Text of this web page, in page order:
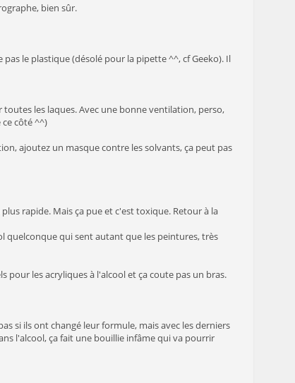
bien sûr.
le plastique (désolé pour la pipette ^^, cf Geeko). Il
les laques. Avec une bonne ventilation, perso,
côté ^^)
ajoutez un masque contre les solvants, ça peut pas
rapide. Mais ça pue et c'est toxique. Retour à la
quelconque qui sent autant que les peintures, très
pour les acryliques à l'alcool et ça coute pas un bras.
si ils ont changé leur formule, mais avec les derniers
l'alcool, ça fait une bouillie infâme qui va pourrir